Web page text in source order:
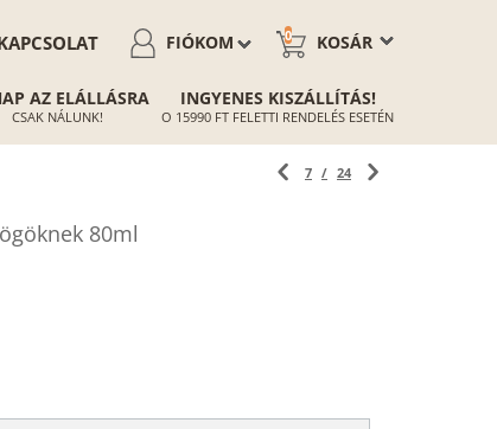
KOSÁR
0
FIÓKOM
AZ ELÁLLÁSRA
CSAK NÁLUNK!
INGYENES KISZÁLLÍTÁS!
O 15990 FT FELETTI RENDELÉS ESETÉN
7 / 24
80ml